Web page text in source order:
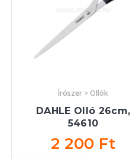
Írószer > Ollók
DAHLE Olló 26cm,
54610
2 200 Ft